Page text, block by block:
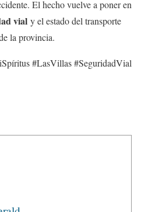
El hecho vuelve a poner en
vial y el estado del transporte
la provincia.
#LasVillas #SeguridadVial